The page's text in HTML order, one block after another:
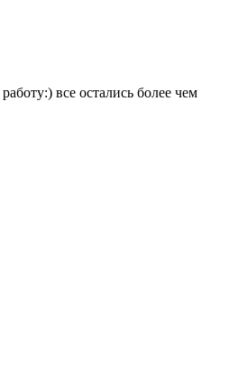
все остались более чем